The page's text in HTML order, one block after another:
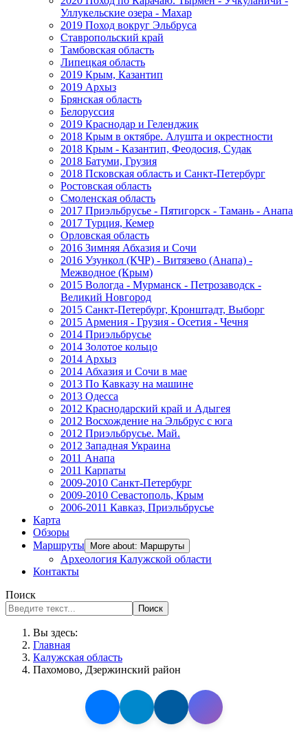
Уллукельские озера - Махар
2019 Поход вокруг Эльбруса
Ставропольский край
Тамбовская область
Липецкая область
2019 Крым, Казантип
2019 Архыз
Брянская область
Белоруссия
2019 Краснодар и Геленджик
2018 Крым в октябре. Алушта и окрестности
2018 Крым - Казантип, Феодосия, Судак
2018 Батуми, Грузия
2018 Псковская область и Санкт-Петербург
Ростовская область
Смоленская область
2017 Приэльбрусье - Пятигорск - Тамань - Анапа
2017 Турция, Кемер
Орловская область
2016 Зимняя Абхазия и Сочи
2016 Узункол (КЧР) - Витязево (Анапа) -
Межводное (Крым)
2015 Вологда - Мурманск - Петрозаводск -
Великий Новгород
2015 Санкт-Петербург, Кронштадт, Выборг
2015 Армения - Грузия - Осетия - Чечня
2014 Приэльбрусье
2014 Золотое кольцо
2014 Архыз
2014 Абхазия и Сочи в мае
2013 По Кавказу на машине
2013 Одесса
2012 Краснодарский край и Адыгея
2012 Восхождение на Эльбрус с юга
2012 Приэльбрусье. Май.
2012 Западная Украина
2011 Анапа
2011 Карпаты
2009-2010 Санкт-Петербург
2009-2010 Севастополь, Крым
2006-2011 Кавказ, Приэльбрусье
Карта
Обзоры
Маршруты
More about: Маршруты
Археология Калужской области
Контакты
Поиск
Поиск
Вы здесь:
Главная
Калужская область
Пахомово, Дзержинский район